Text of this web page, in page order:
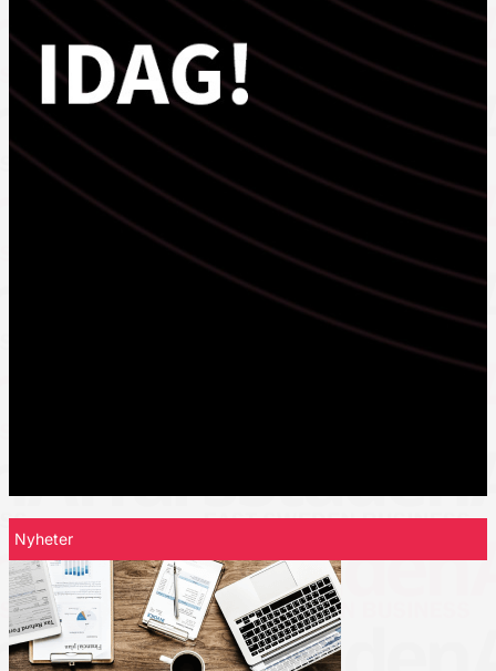
Nyheter